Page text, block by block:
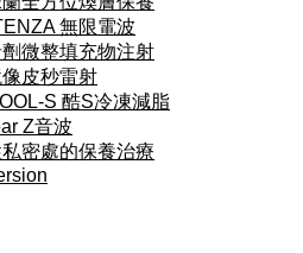
無限電波
微整填充物注射
皮秒雷射
S 酷S冷凍減脂
Z音波
密處的保養治療